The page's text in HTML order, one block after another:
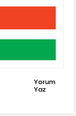
Yorum
Yaz